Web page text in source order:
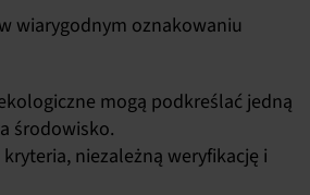
wiarygodnym oznakowaniu
mogą podkreślać jedną
środowisko.
niezależną weryfikację i